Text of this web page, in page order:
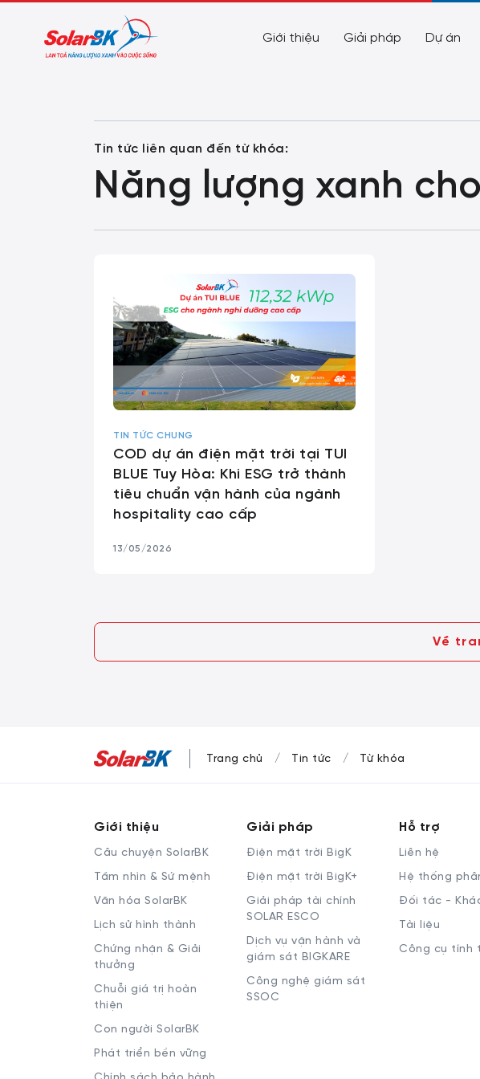
Giới thiệu Giải pháp Dự án
Tin tức liên quan đến từ khóa:
Năng lượng xanh
TIN TỨC CHUNG
COD dự án điện mặt trời tại TUI
BLUE Tuy Hòa: Khi ESG trở thành
tiêu chuẩn vận hành của ngành
hospitality cao cấp
13/05/2026
Về
Trang chủ Tin tức Từ khóa
Giới thiệu
Câu chuyện SolarBK
Tầm nhìn & Sứ mệnh
Văn hóa SolarBK
Lịch sử hình thành
Chứng nhận & Giải
thưởng
Chuỗi giá trị hoàn
thiện
Con người SolarBK
Phát triển bền vững
Giải pháp
Điện mặt trời BigK
Điện mặt trời BigK+
Giải pháp tài chính
SOLAR ESCO
Dịch vụ vận hành và
giám sát BIGKARE
Công nghệ giám sát
SSOC
Hỗ trợ
Liên hệ
Hệ thống
Đối tác -
Tài liệu
Công cụ tính